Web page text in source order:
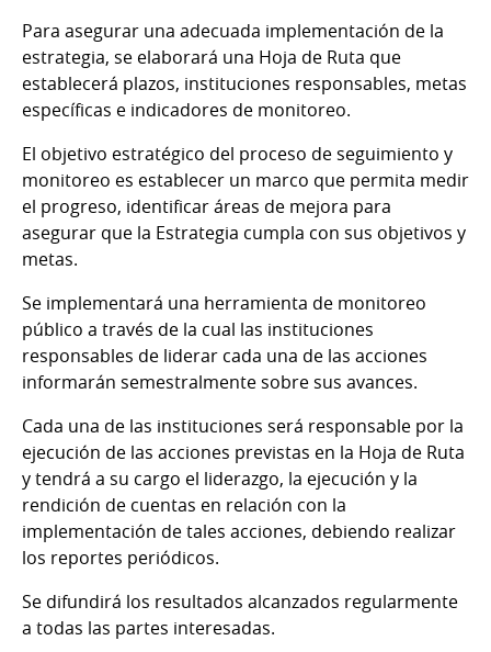
Para asegurar una adecuada implementación de la
estrategia, se elaborará una Hoja de Ruta que
establecerá plazos, instituciones responsables, metas
específicas e indicadores de monitoreo.
El objetivo estratégico del proceso de seguimiento y
monitoreo es establecer un marco que permita medir
el progreso, identificar áreas de mejora para
asegurar que la Estrategia cumpla con sus objetivos y
metas.
Se implementará una herramienta de monitoreo
público a través de la cual las instituciones
responsables de liderar cada una de las acciones
informarán semestralmente sobre sus avances.
Cada una de las instituciones será responsable por la
ejecución de las acciones previstas en la Hoja de Ruta
y tendrá a su cargo el liderazgo, la ejecución y la
rendición de cuentas en relación con la
implementación de tales acciones, debiendo realizar
los reportes periódicos.
Se difundirá los resultados alcanzados regularmente
a todas las partes interesadas.